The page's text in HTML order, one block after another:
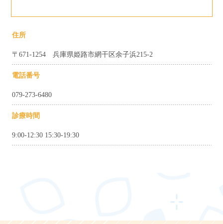
住所
〒671-1254 兵庫県姫路市網干区余子浜215-2
電話番号
079-273-6480
診療時間
9:00-12:30 15:30-19:30